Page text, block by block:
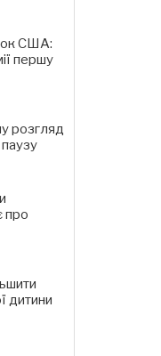
США:
першу
розгляд
про
дитини